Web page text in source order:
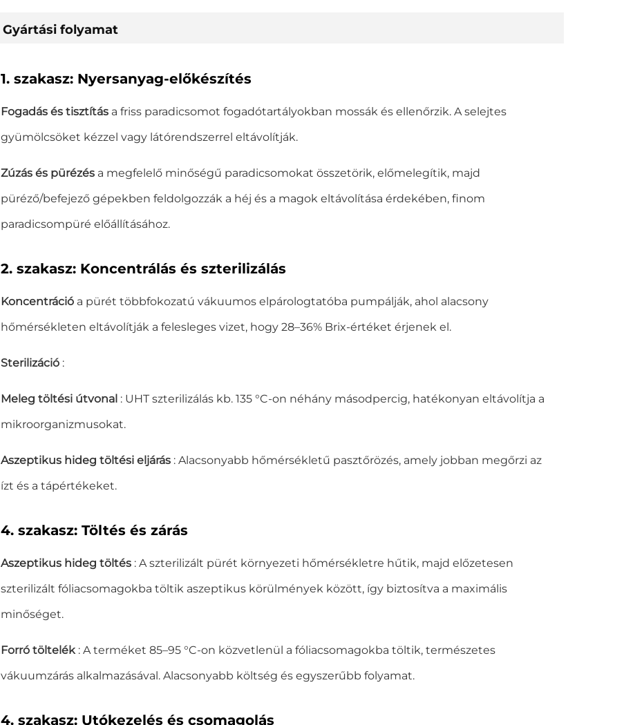
Gyártási folyamat
1. szakasz: Nyersanyag-előkészítés
Fogadás és tisztítás a friss paradicsomot fogadótartályokban mossák és ellenőrzik. A selejtes
gyümölcsöket kézzel vagy látórendszerrel eltávolítják.
Zúzás és pürézés a megfelelő minőségű paradicsomokat összetörik, előmelegítik, majd
püréző/befejező gépekben feldolgozzák a héj és a magok eltávolítása érdekében, finom
paradicsompüré előállításához.
2. szakasz: Koncentrálás és szterilizálás
Koncentráció a pürét többfokozatú vákuumos elpárologtatóba pumpálják, ahol alacsony
hőmérsékleten eltávolítják a felesleges vizet, hogy 28–36% Brix-értéket érjenek el.
Sterilizáció :
Meleg töltési útvonal : UHT szterilizálás kb. 135 °C-on néhány másodpercig, hatékonyan eltávolítja a
mikroorganizmusokat.
Aszeptikus hideg töltési eljárás : Alacsonyabb hőmérsékletű pasztőrözés, amely jobban megőrzi az
ízt és a tápértékeket.
4. szakasz: Töltés és zárás
Aszeptikus hideg töltés : A szterilizált pürét környezeti hőmérsékletre hűtik, majd előzetesen
szterilizált fóliacsomagokba töltik aszeptikus körülmények között, így biztosítva a maximális
minőséget.
Forró töltelék : A terméket 85–95 °C-on közvetlenül a fóliacsomagokba töltik, természetes
vákuumzárás alkalmazásával. Alacsonyabb költség és egyszerűbb folyamat.
4. szakasz: Utókezelés és csomagolás